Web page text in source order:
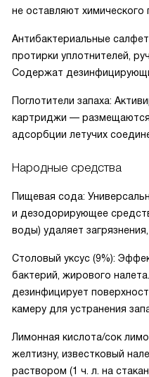
не оставляют химического
Антибактериальные
протирки уплотнителей,
Содержат
Поглотители запаха:
картриджи —
адсорбции летучих
Народные средства
Пищевая сода:
и дезодорирующее
воды) удаляет
Столовый уксус (9%):
бактерий, жирового
дезинфицирует
камеру для устранения
Лимонная кислота/сок
желтизну, известковый
раствором (1 ч. л. на